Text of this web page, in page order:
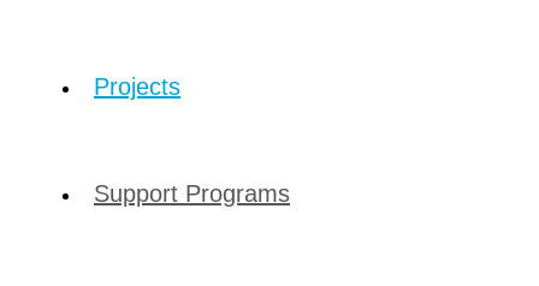
Projects
Support Programs